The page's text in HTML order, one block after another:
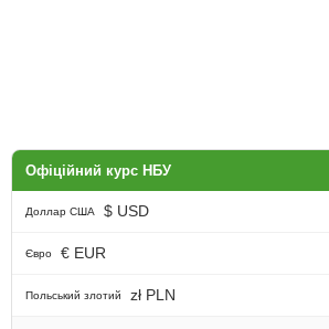
Офіційний курс НБУ
Доллар США $ USD
Євро € EUR
Польський злотий zł PLN